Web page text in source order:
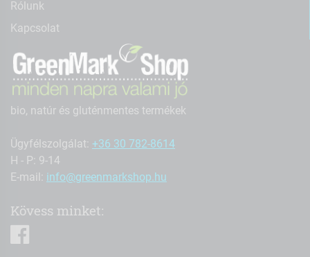
Rólunk
Kapcsolat
bio, natúr és gluténmentes termékek
Ügyfélszolgálat: +36 30 782-8614
H - P: 9-14
E-mail: info@greenmarkshop.hu
Kövess minket: